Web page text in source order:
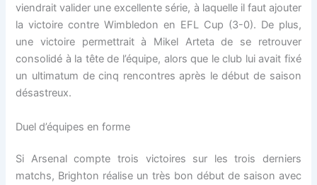
viendrait valider une excellente série, à laquelle il faut ajouter
la victoire contre Wimbledon en EFL Cup (3-0). De plus,
une victoire permettrait à Mikel Arteta de se retrouver
consolidé à la tête de l’équipe, alors que le club lui avait fixé
un ultimatum de cinq rencontres après le début de saison
désastreux.
Duel d’équipes en forme
Si Arsenal compte trois victoires sur les trois derniers
matchs, Brighton réalise un très bon début de saison avec